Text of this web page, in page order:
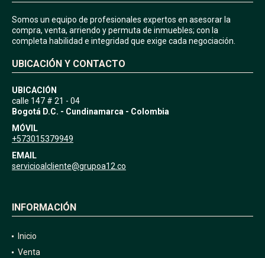
Somos un equipo de profesionales expertos en asesorar la
compra, venta, arriendo y permuta de inmuebles; con la
completa habilidad e integridad que exige cada negociación.
UBICACIÓN Y CONTACTO
UBICACIÓN
calle 147 # 21 - 04
Bogotá D.C. - Cundinamarca - Colombia
MÓVIL
+573015379949
EMAIL
servicioalcliente@grupoa12.co
INFORMACIÓN
Inicio
Venta